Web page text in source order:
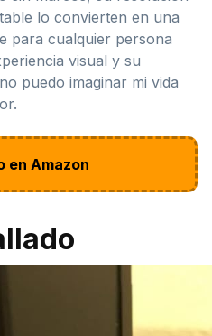
lo convierten en una
para cualquier persona
visual y su
puedo imaginar mi vida
en Amazon